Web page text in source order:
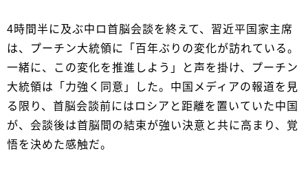
4時間半に及ぶ中ロ首脳会談を終えて、習近平国家主席
は、プーチン大統領に「百年ぶりの変化が訪れている。
一緒に、この変化を推進しよう」と声を掛け、プーチン
大統領は「力強く同意」した。中国メディアの報道を見
る限り、首脳会談前にはロシアと距離を置いていた中国
が、会談後は首脳間の結束が強い決意と共に高まり、覚
悟を決めた感触だ。